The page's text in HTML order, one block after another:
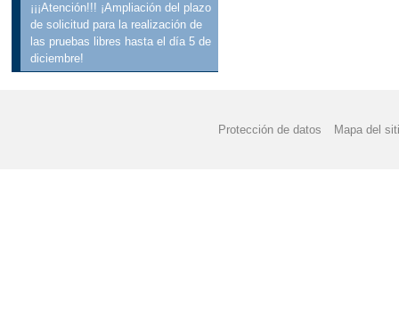
¡¡¡Atención!!! ¡Ampliación del plazo
de solicitud para la realización de
las pruebas libres hasta el día 5 de
diciembre!
Protección de datos Mapa del